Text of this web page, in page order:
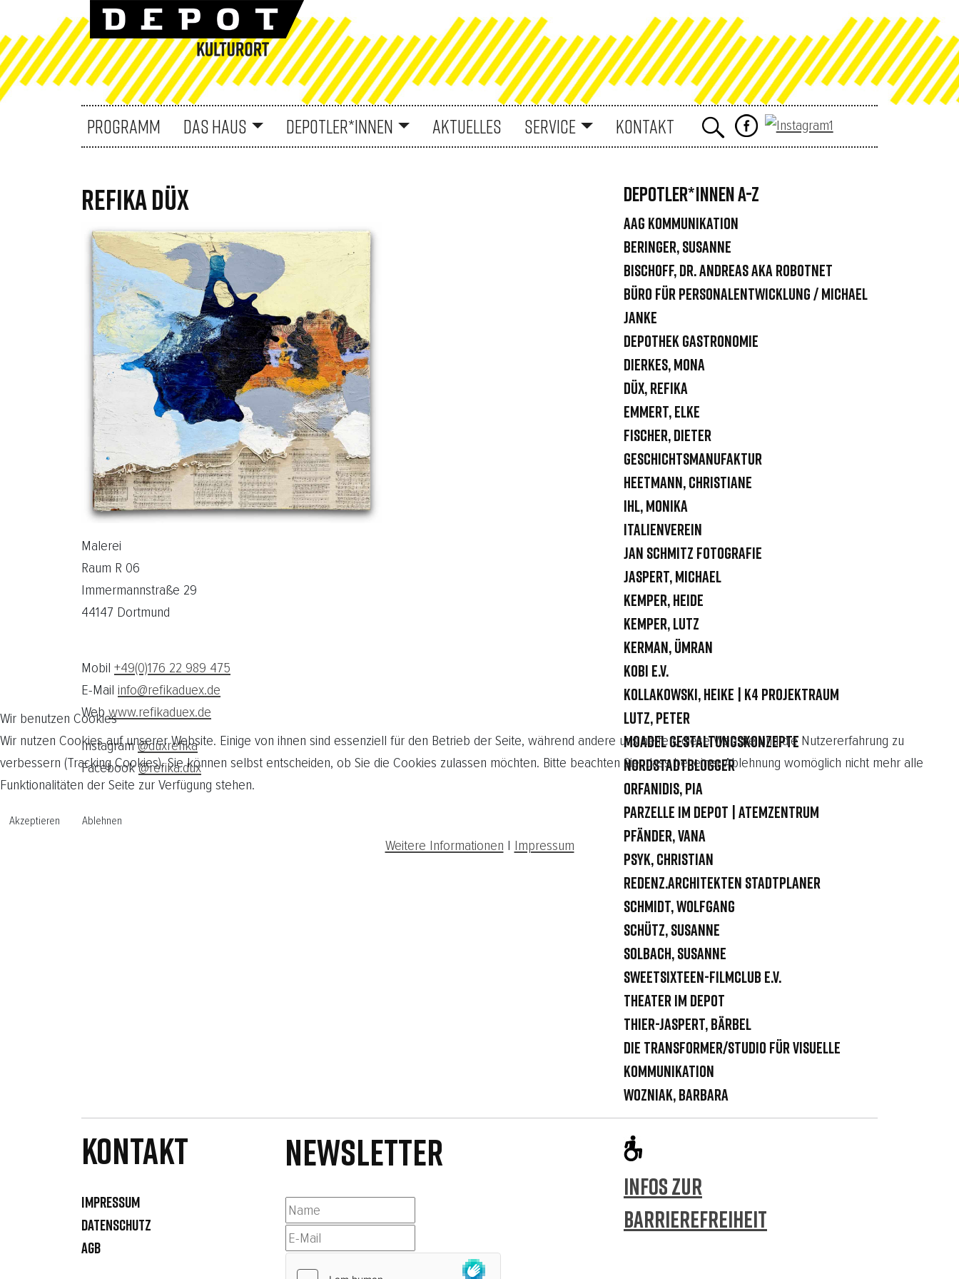
PROGRAMM DAS HAUS DEPOTLER*INNEN AKTUELLES SERVICE KONTAKT
REFIKA DÜX
Malerei
Raum R 06
Immermannstraße 29
44147 Dortmund
Mobil +49(0)176 22 989 475
E-Mail info@refikaduex.de
Webwww.refikaduex.de
Instagram@duxrefika
Facebook@refika.dux
DEPOTLER*INNEN A-Z
AAG Kommunikation
Beringer, Susanne
Bischoff, Dr. Andreas aka robotnet
Büro für Personalentwicklung / Michael
Janke
Depothek Gastronomie
Dierkes, Mona
Düx, Refika
Emmert, Elke
Fischer, Dieter
Geschichtsmanufaktur
Heetmann, Christiane
Ihl, Monika
Italienverein
Jan Schmitz Fotografie
Jaspert, Michael
Kemper, Heide
Kemper, Lutz
Kerman, Ümran
KOBI e.V.
Kollakowski, Heike | K4 Projektraum
Lutz, Peter
Moadel Gestaltungskonzepte
Nordstadtblogger
Orfanidis, Pia
Parzelle im Depot | Atemzentrum
Pfänder, Vana
Psyk, Christian
Redenz.Architekten Stadtplaner
Schmidt, Wolfgang
Schütz, Susanne
Solbach, Susanne
sweetSixteen-filmclub e.V.
Theater im Depot
Thier-Jaspert, Bärbel
Die Transformer/Studio für visuelle
Kommunikation
Wozniak, Barbara
Kontakt
IMPRESSUM
DATENSCHUTZ
AGB
NEWSLETTER
INFOS ZUR
BARRIEREFREIHEIT
Wir benutzen Cookies
Wir nutzen Cookies auf unserer Website. Einige von ihnen sind essenziell für den Betrieb der Seite, während andere uns helfen, diese Website und die Nutzererfahrung zu
verbessern (Tracking Cookies). Sie können selbst entscheiden, ob Sie die Cookies zulassen möchten. Bitte beachten Sie, dass bei einer Ablehnung womöglich nicht mehr alle
Funktionalitäten der Seite zur Verfügung stehen.
Akzeptieren Ablehnen
Weitere Informationen | Impressum